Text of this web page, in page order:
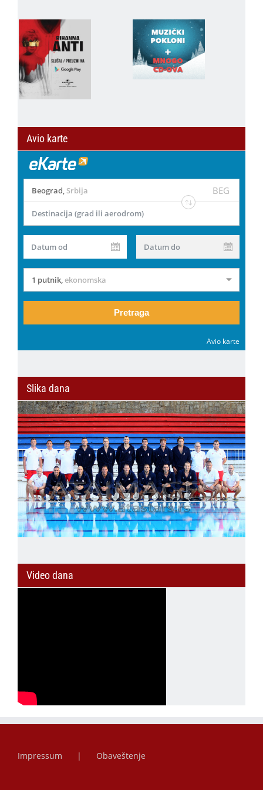
Avio karte
Beograd, Srbija BEG
Destinacija (grad ili aerodrom)
Datum od Datum do
1 putnik,ekonomska
Pretraga
Avio karte
Slika dana
Video dana
Impressum Obaveštenje